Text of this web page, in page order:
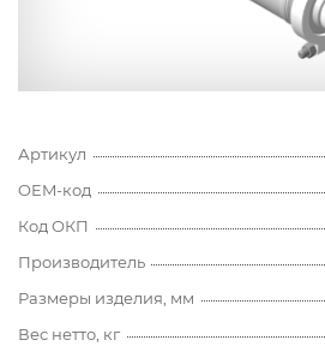
Артикул
OEM-код
Код ОКП
Производитель
Размеры изделия, мм
Вес нетто, кг